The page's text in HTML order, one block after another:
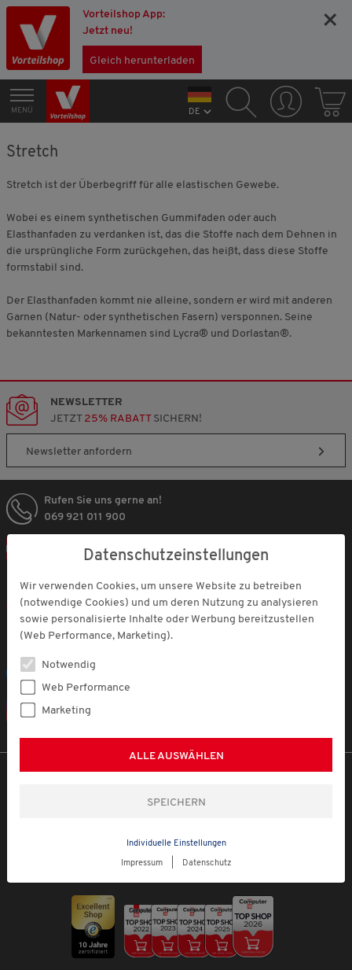
Vorteilshop App:
Jetzt neu!
Gleich herunterladen
×
MENÜ DE
Stretch
Stretch ist der Überbegriff für alle elastischen Gewebe.
Wobei es einem synthetischen Gummifaden oder auch
Elasthanfaden zu verdanken ist, das die Stoffe nach dem Dehnen in
die ursprüngliche Form zurückgehen, das heißt, dass diese Stoffe
formstabil sind.
Der Elasthanfaden kommt nie alleine, sondern er wird mit anderen
Garnen (Natur- oder synthetischen Fasern) versponnen. Seine
bekanntesten Markennamen sind Lycra® und Dorlastan®.
NEWSLETTER
JETZT 25% RABATTSICHERN!
Newsletter anfordern
Rufen Sie uns gerne an!
069 921 011 900
In Österreich einkaufen
FOLGEN SIE UNS
WhatsApp
Instagram
Datenschutzeinstellungen
Wir verwenden Cookies, um unsere Website zu betreiben
(notwendige Cookies) und um deren Nutzung zu analysieren
sowie personalisierte Inhalte oder Werbung bereitzustellen
(Web Performance, Marketing).
Notwendig
Web Performance
Marketing
ALLE AUSWÄHLEN
Individuelle Einstellungen
Impressum Datenschutz